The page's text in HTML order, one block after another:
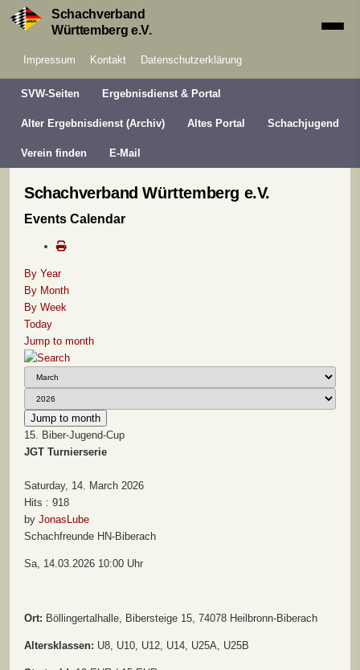
Schachverband
Württemberg e.V.
Impressum Kontakt Datenschutzerklärung
SVW-Seiten Ergebnisdienst & Portal
Alter Ergebnisdienst (Archiv) Altes Portal Schachjugend
Verein finden E-Mail
Schachverband Württemberg e.V.
Events Calendar
By Year
By Month
By Week
Today
Jump to month
Jump to month
15. Biber-Jugend-Cup
JGT Turnierserie
Saturday, 14. March 2026
Hits : 918
by JonasLube
Schachfreunde HN-Biberach
Sa, 14.03.2026 10:00 Uhr
Ort: Böllingertalhalle, Bibersteige 15, 74078 Heilbronn-Biberach
Altersklassen: U8, U10, U12, U14, U25A, U25B